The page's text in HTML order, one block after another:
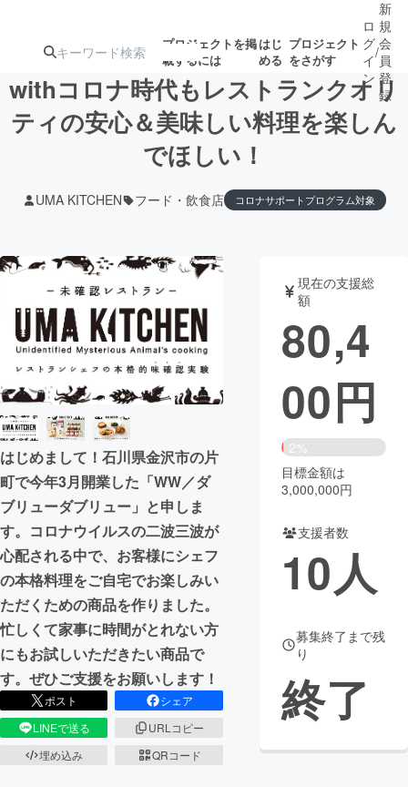
プロジェクトを掲
載するには
はじ
める
プロジェクト
をさがす
注目の新着プロ募集終了が近いプ
テクノロジー・ガジェット ゲーム・サ
映像・映画 書籍・雑誌
ビジネス・起業 チャレンジ
まちづくり・地域活性化
CAMPFIRE for Social Good
CAMPFIRE Creation
CAMPFIREふるさと納税machi-ya コミュニティ
ロ
グ
イ
ン
/
新
規
会
員
登
録
withコロナ時代もレストランクオリ
ティの安心＆美味しい料理を楽しん
でほしい！
UMA KITCHEN フード・飲食店 コロナサポートプログラム対象
はじめまして！石川県金沢市の片
町で今年3月開業した「WW／ダ
ブリューダブリュー」と申しま
す。コロナウイルスの二波三波が
心配される中で、お客様にシェフ
の本格料理をご自宅でお楽しみい
ただくための商品を作りました。
忙しくて家事に時間がとれない方
にもお試しいただきたい商品で
す。ぜひご支援をお願いします！
ポスト
シェア
LINEで送る
URLコピー
埋め込み
QRコード
現在の支援総
額
80,4
00円
2%
目標金額は
3,000,000円
支援者数
10人
募集終了まで残
り
終了